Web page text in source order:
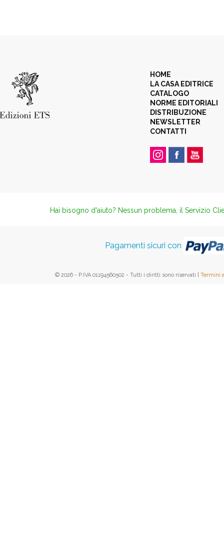
HOME
LA CASA EDITRICE
CATALOGO
NORME EDITORIALI
DISTRIBUZIONE
NEWSLETTER
CONTATTI
Hai bisogno d'aiuto? Nessun problema, il Servizio
Pagamenti sicuri con
© 2026 - P.IVA 01194560502 - Tutti i diritti sono riservati | Termini